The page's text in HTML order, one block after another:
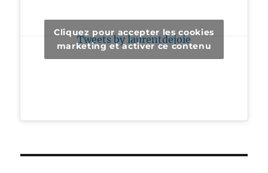
Tweets by laurentdejoie
Cliquez pour accepter les cookies
marketing et activer ce contenu